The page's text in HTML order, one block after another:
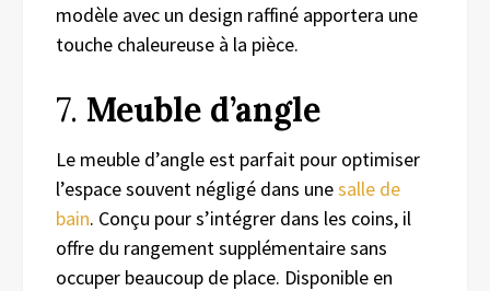
modèle avec un design raffiné apportera une
touche chaleureuse à la pièce.
7. Meuble d’angle
Le meuble d’angle est parfait pour optimiser
l’espace souvent négligé dans unesalle de
bain. Conçu pour s’intégrer dans les coins, il
offre du rangement supplémentaire sans
occuper beaucoup de place. Disponible en